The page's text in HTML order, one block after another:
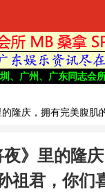
、广州、广东同志会
隆庆，拥有完美腹肌
》里的隆
祖君，你们